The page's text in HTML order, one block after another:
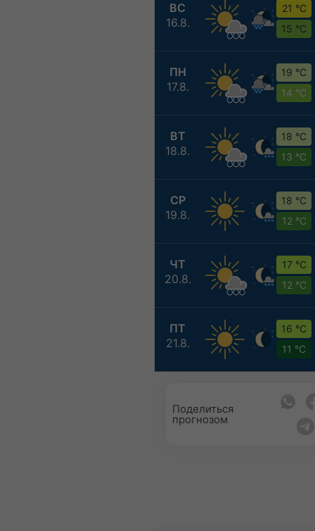
ВС
16.8.
21 °C
15 °C
ПН
17.8.
19 °C
14 °C
ВТ
18.8.
18 °C
13 °C
СР
19.8.
18 °C
12 °C
ЧТ
20.8.
17 °C
12 °C
ПТ
21.8.
16 °C
11 °C
Поделиться
прогнозом